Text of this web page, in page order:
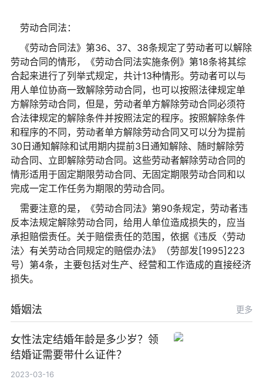
劳动合同法：
《劳动合同法》第36、37、38条规定了劳动者可以解除
劳动合同的情形，《劳动合同法实施条例》第18条将其综
合起来进行了列举式规定，共计13种情形。劳动者可以与
用人单位协商一致解除劳动合同，也可以按照法律规定单
方解除劳动合同，但是，劳动者单方解除劳动合同必须符
合法律规定的解除条件并按照法定的程序。按照解除条件
和程序的不同，劳动者单方解除劳动合同又可以分为提前
30日通知解除和试用期内提前3日通知解除、随时解除劳
动合同、立即解除劳动合同。这些劳动者解除劳动合同的
情形适用于固定期限劳动合同、无固定期限劳动合同和以
完成一定工作任务为期限的劳动合同。
需要注意的是，《劳动合同法》第90条规定，劳动者违
反本法规定解除劳动合同，给用人单位造成损失的，应当
承担赔偿责任。关于赔偿责任的范围，依据《违反〈劳动
法〉有关劳动合同规定的赔偿办法》（劳部发[1995]223
号）第4条，主要包括对生产、经营和工作造成的直接经济
损失。
婚姻法 更多
女性法定结婚年龄是多少岁？领
结婚证需要带什么证件？
2023-03-16